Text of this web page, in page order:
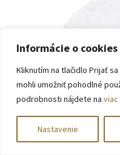
Informácie o cookies
Kliknutím na tlačidlo Prijať
mohli umožniť pohodlné
podrobnosti nájdete na
Nastavenie
Hľadať:
Vyhľadávanie